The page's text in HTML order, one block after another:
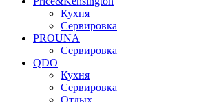
Кухня
Сервировка
PROUNA
Сервировка
QDO
Кухня
Сервировка